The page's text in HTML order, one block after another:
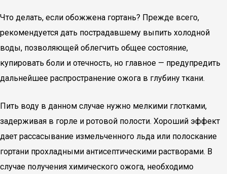
Что делать, если обожжена гортань? Прежде всего,
рекомендуется дать пострадавшему выпить холодной
воды, позволяющей облегчить общее состояние,
купировать боли и отечность, но главное — предупредить
дальнейшее распространение ожога в глубину ткани.
Пить воду в данном случае нужно мелкими глотками,
задерживая в горле и ротовой полости. Хороший эффект
дает рассасывание измельченного льда или полоскание
гортани прохладными антисептическими растворами. В
случае получения химического ожога, необходимо